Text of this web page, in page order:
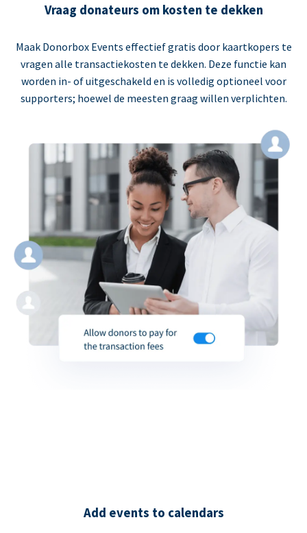
Vraag donateurs om kosten te dekken
Maak Donorbox Events effectief gratis door kaartkopers te
vragen alle transactiekosten te dekken. Deze functie kan
worden in- of uitgeschakeld en is volledig optioneel voor
supporters; hoewel de meesten graag willen verplichten.
Add events to calendars